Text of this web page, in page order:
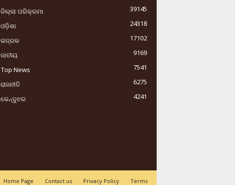
ଜିଲ୍ଲା ପରିକ୍ରମା
39145
ଓଡ଼ିଶା
24318
ଭଦ୍ରକ
17102
ଜାତୀୟ
9169
Top News
7541
ରାଜନୀତି
6275
କେନ୍ଦୁଝର
4241
Home Page Contact us Privacy Policy Terms